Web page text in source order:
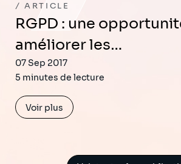
ARTICLE
RGPD : une opportunité pour
améliorer les…
07 Sep 2017
5 minutes de lecture
Voir plus